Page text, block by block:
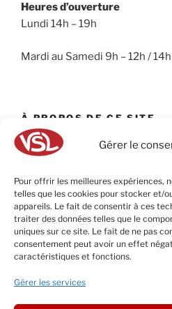
Gérer le
Pour offrir les meilleures expériences,
telles que les cookies pour stocker et/
appareils. Le fait de consentir à ces
traiter des données telles que le
uniques sur ce site. Le fait de ne pas
consentement peut avoir un effet
caractéristiques et fonctions.
Gérer les services
Heures d’ouverture
Lundi 14h – 19h
Mardi au Samedi 9h – 12h /
À PROPOS DE CE SITE
VSL – Villeneuve Sports
Toulouse.
RECHERCHER
pour
: